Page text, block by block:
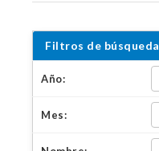
Filtros de búsqueda
Año:
Mes: